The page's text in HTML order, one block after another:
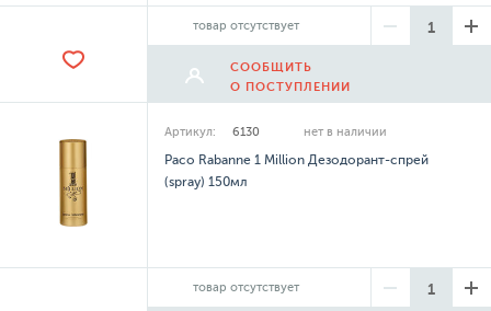
товар отсутствует
СООБЩИТЬ
О ПОСТУПЛЕНИИ
Артикул: 6130 нет в наличии
Paco Rabanne 1 Million Дезодорант-спрей
(spray) 150мл
товар отсутствует